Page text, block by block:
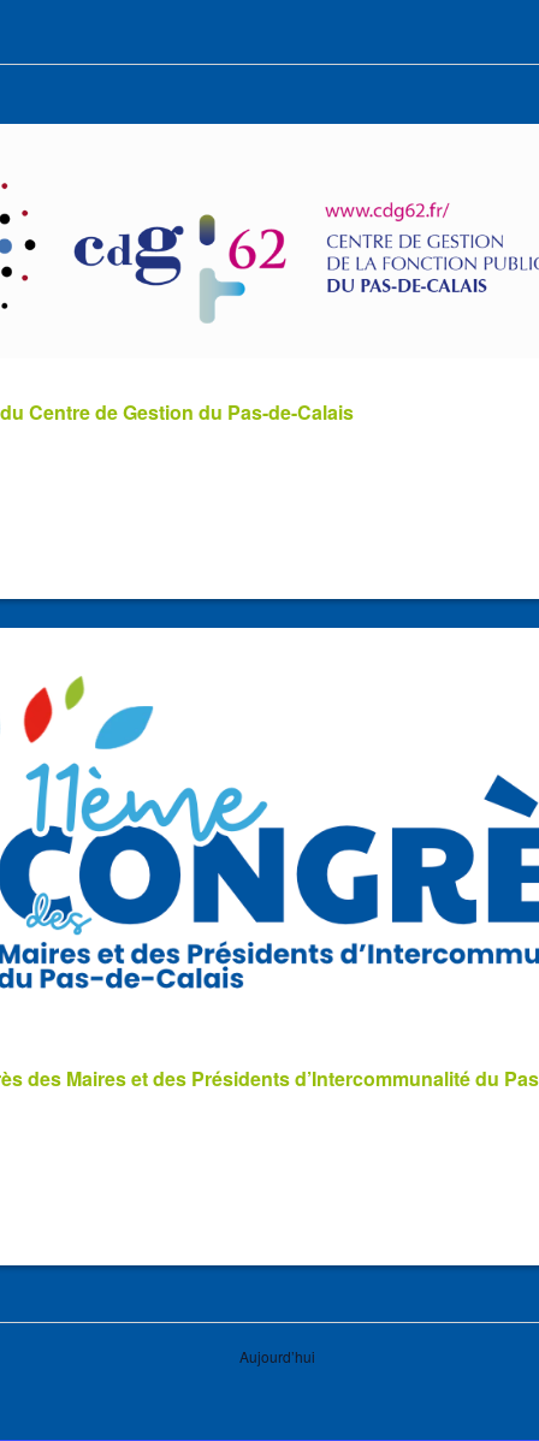
Centre de Gestion du Pas-de-Calais
des Maires et des Présidents d’Intercommunalité du
Aujourd’hui